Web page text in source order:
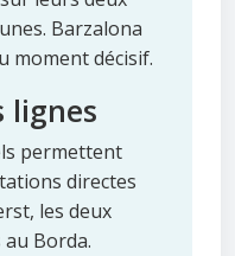
Barzalona
moment décisif.
lignes
permettent
directes
les deux
au Borda.